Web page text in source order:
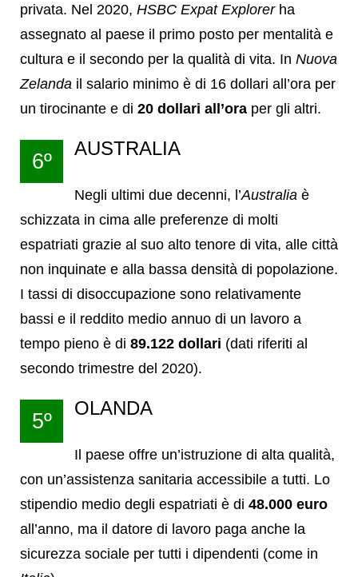
privata. Nel 2020, HSBC Expat Explorerha
assegnato al paese il primo posto per mentalità e
cultura e il secondo per la qualità di vita. In Nuova
Zelanda il salario minimo è di 16 dollari all’ora per
un tirocinante e di 20 dollari all’ora per gli altri.
6º
AUSTRALIA
Negli ultimi due decenni, l’Australia è
schizzata in cima alle preferenze di molti
espatriati grazie al suo alto tenore di vita, alle città
non inquinate e alla bassa densità di popolazione.
I tassi di disoccupazione sono relativamente
bassi e il reddito medio annuo di un lavoro a
tempo pieno è di 89.122 dollari (dati riferiti al
secondo trimestre del 2020).
5º
OLANDA
Il paese offre un’istruzione di alta qualità,
con un’assistenza sanitaria accessibile a tutti. Lo
stipendio medio degli espatriati è di 48.000 euro
all’anno, ma il datore di lavoro paga anche la
sicurezza sociale per tutti i dipendenti (come in